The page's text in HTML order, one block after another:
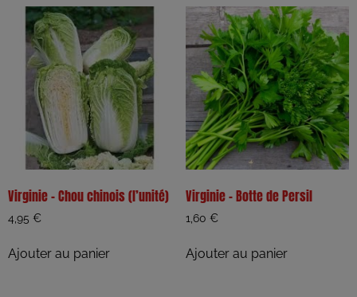
Virginie – Chou chinois (l’unité)
4,95 €
Ajouter au panier
Virginie – Botte de Persil
1,60 €
Ajouter au panier